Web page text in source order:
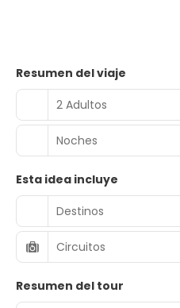
Resumen del viaje
2 Adultos
Noches
Esta idea incluye
Destinos
Circuitos
Resumen del tour